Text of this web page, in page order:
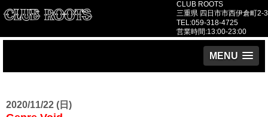
CLUB ROOTS
三重県 四日市市西伊倉町2-3
TEL:059-318-4725
営業時間:13:00-23:00
MENU
2020/11/22 (日)